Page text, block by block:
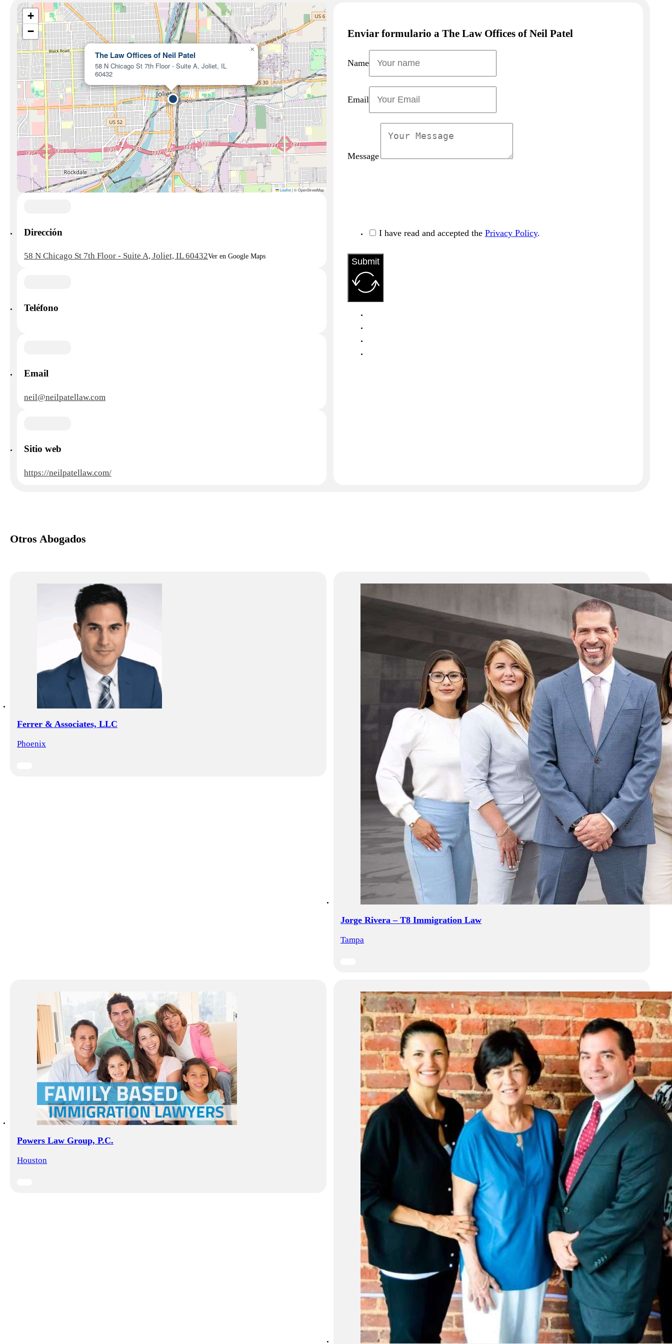
The Law Offices of Neil Patel
58 N Chicago St 7th Floor - Suite A, Joliet, IL
60432
×
+
−
Leaflet|© OpenStreetMap
Dirección
58 N Chicago St 7th Floor - Suite A, Joliet, IL 60432Ver en Google Maps
Teléfono
Email
neil@neilpatellaw.com
Sitio web
https://neilpatellaw.com/
Enviar formulario a The Law Offices of Neil Patel
Name
Email
Message
I have read and accepted the Privacy Policy.
Submit
Otros Abogados
Ferrer & Associates, LLC
Phoenix
Jorge Rivera – T8 Immigration Law
Tampa
Powers Law Group, P.C.
Houston